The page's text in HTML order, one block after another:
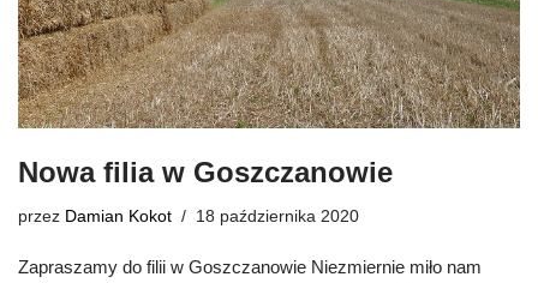
Nowa filia w Goszczanowie
przez Damian Kokot 18 października 2020
Zapraszamy do filii w Goszczanowie Niezmiernie miło nam